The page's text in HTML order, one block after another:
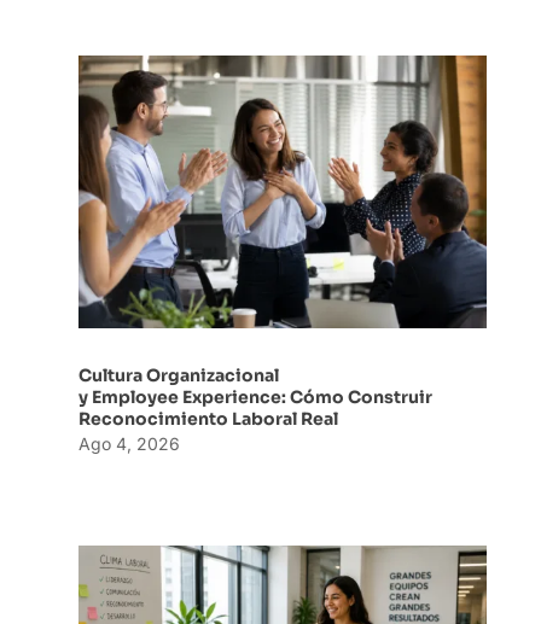
Cultura Organizacional
y Employee Experience: Cómo Construir
Reconocimiento Laboral Real
Ago 4, 2026